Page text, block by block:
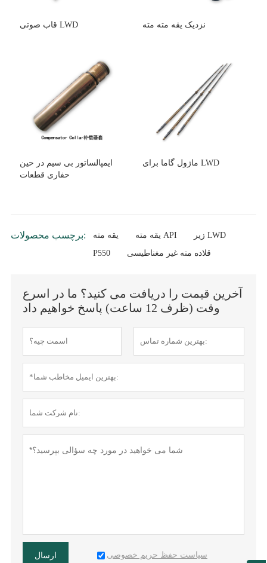
قاب صوتی LWD نزدیک یقه مته مته
ایمپالساتور بی سیم در حین
حفاری قطعات
ماژول گاما برای LWD
برچسب محصولات: یقه مته یقه مته API
زیر LWD
P550
قلاده مته غیر مغناطیسی
آخرین قیمت را دریافت می کنید؟ ما در اسرع
وقت (ظرف 12 ساعت) پاسخ خواهیم داد
ارسال سیاست حفظ حریم خصوصی